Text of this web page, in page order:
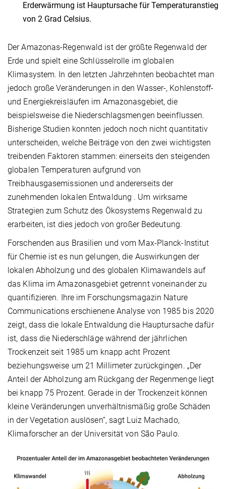
Erderwärmung ist Hauptursache für Temperaturanstieg
von 2 Grad Celsius.
Der Amazonas-Regenwald ist der größte Regenwald der
Erde und spielt eine Schlüsselrolle im globalen
Klimasystem. In den letzten Jahrzehnten beobachtet man
jedoch große Veränderungen in den Wasser-, Kohlenstoff-
und Energiekreisläufen im Amazonasgebiet, die
beispielsweise die Niederschlagsmengen beeinflussen.
Bisherige Studien konnten jedoch noch nicht quantitativ
unterscheiden, welche Beiträge von den zwei wichtigsten
treibenden Faktoren stammen: einerseits den steigenden
globalen Temperaturen aufgrund von
Treibhausgasemissionen und andererseits der
zunehmenden lokalen Entwaldung . Um wirksame
Strategien zum Schutz des Ökosystems Regenwald zu
erarbeiten, ist dies jedoch von großer Bedeutung.
Forschenden aus Brasilien und vom Max-Planck-Institut
für Chemie ist es nun gelungen, die Auswirkungen der
lokalen Abholzung und des globalen Klimawandels auf
das Klima im Amazonasgebiet getrennt voneinander zu
quantifizieren. Ihre im Forschungsmagazin Nature
Communications erschienene Analyse von 1985 bis 2020
zeigt, dass die lokale Entwaldung die Hauptursache dafür
ist, dass die Niederschläge während der jährlichen
Trockenzeit seit 1985 um knapp acht Prozent
beziehungsweise um 21 Millimeter zurückgingen. „Der
Anteil der Abholzung am Rückgang der Regenmenge liegt
bei knapp 75 Prozent. Gerade in der Trockenzeit können
kleine Veränderungen unverhältnismäßig große Schäden
in der Vegetation auslösen“, sagt Luiz Machado,
Klimaforscher an der Universität von São Paulo.